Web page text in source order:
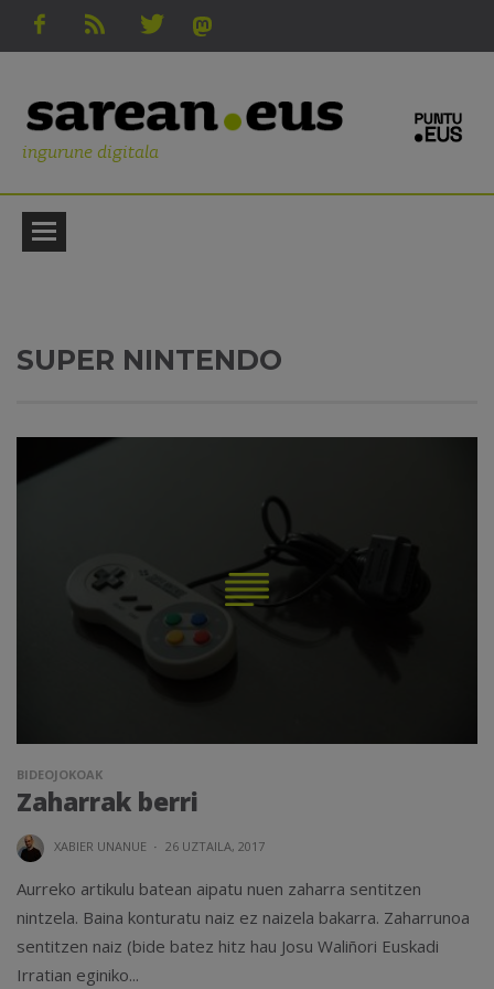
ingurune digitala
SUPER NINTENDO
BIDEOJOKOAK
Zaharrak berri
XABIER UNANUE · 26 UZTAILA, 2017
Aurreko artikulu batean aipatu nuen zaharra sentitzen
nintzela. Baina konturatu naiz ez naizela bakarra. Zaharrunoa
sentitzen naiz (bide batez hitz hau Josu Waliñori Euskadi
Irratian eginiko...